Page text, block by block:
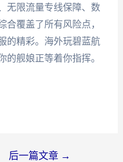
无限流量专线保障、数
合覆盖了所有风险点，
的精彩。海外玩碧蓝航
舰娘正等着你指挥。
后一篇文章 →